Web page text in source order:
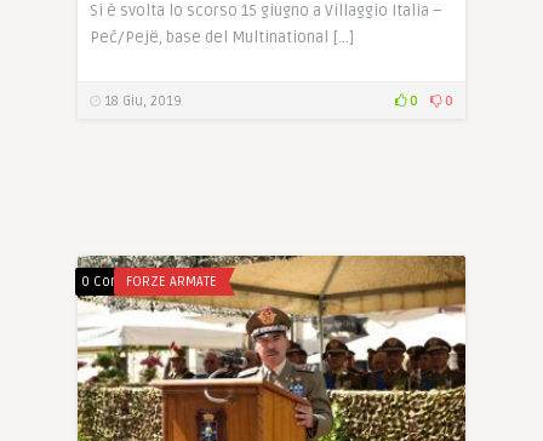
Si è svolta lo scorso 15 giugno a Villaggio Italia –
Peč/Pejë, base del Multinational […]
18 Giu, 2019 0 0
0 CommentsFORZE ARMATE